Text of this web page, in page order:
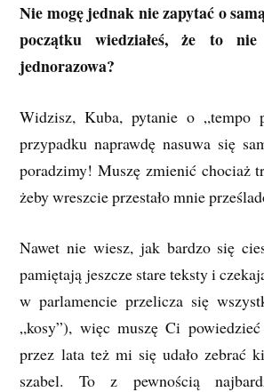
Nie mogę jednak nie zapytać o
początku wiedziałeś, że to
jednorazowa?
Widzisz, Kuba, pytanie o „tempo
przypadku naprawdę nasuwa się
poradzimy! Muszę zmienić chociaż
żeby wreszcie przestało mnie
Nawet nie wiesz, jak bardzo się
pamiętają jeszcze stare teksty i
w parlamencie przelicza się
„kosy”), więc muszę Ci
przez lata też mi się udało zebrać
szabel. To z pewnością